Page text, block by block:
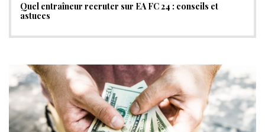
Quel entraîneur recruter sur EA FC 24 : conseils et
astuces